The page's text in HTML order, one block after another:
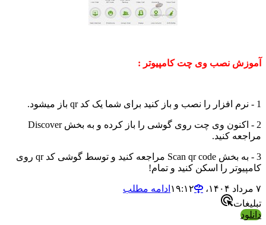
نصب وی چت کامپیوتر :
2 - اکنون وی چت روی گوشی را باز کرده و به بخش Discover
کنید.
3 - به بخش Scan qr code مراجعه کنید و توسط گوشی کد qr روی
را اسکن کنید و تمام!
ادامه مطلب